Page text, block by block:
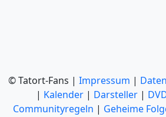
© Tatort-Fans | Impressum |
| Kalender | Darsteller |
Communityregeln | Geheime